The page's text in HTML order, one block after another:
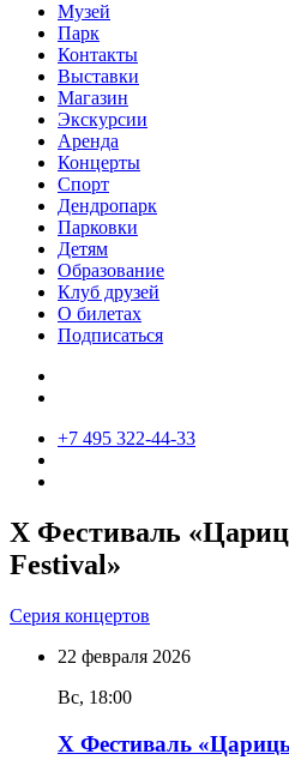
Музей
Парк
Контакты
Выставки
Магазин
Экскурсии
Аренда
Концерты
Спорт
Дендропарк
Парковки
Детям
Образование
Клуб друзей
О билетах
Подписаться
+7 495 322-44-33
X Фестиваль
Festival»
Серия концертов
22 февраля 2026
Вс, 18:00
X Фестиваль